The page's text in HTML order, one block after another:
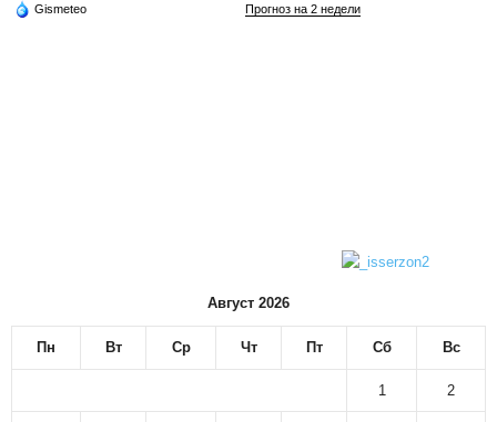
Gismeteo Прогноз на 2 недели
Август 2026
Пн Вт Ср Чт Пт Сб Вс
1 2